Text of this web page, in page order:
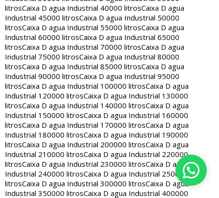
litrosCaixa D agua Industrial 40000 litrosCaixa D agua
Industrial 45000 litrosCaixa D agua Industrial 50000
litrosCaixa D agua Industrial 55000 litrosCaixa D agua
Industrial 60000 litrosCaixa D agua Industrial 65000
litrosCaixa D agua Industrial 70000 litrosCaixa D agua
Industrial 75000 litrosCaixa D agua Industrial 80000
litrosCaixa D agua Industrial 85000 litrosCaixa D agua
Industrial 90000 litrosCaixa D agua Industrial 95000
litrosCaixa D agua Industrial 100000 litrosCaixa D agua
Industrial 120000 litrosCaixa D agua Industrial 130000
litrosCaixa D agua Industrial 140000 litrosCaixa D agua
Industrial 150000 litrosCaixa D agua Industrial 160000
litrosCaixa D agua Industrial 170000 litrosCaixa D agua
Industrial 180000 litrosCaixa D agua Industrial 190000
litrosCaixa D agua Industrial 200000 litrosCaixa D agua
Industrial 210000 litrosCaixa D agua Industrial 220000
litrosCaixa D agua Industrial 230000 litrosCaixa D agua
Industrial 240000 litrosCaixa D agua Industrial 250000
litrosCaixa D agua Industrial 300000 litrosCaixa D agua
Industrial 350000 litrosCaixa D agua Industrial 400000